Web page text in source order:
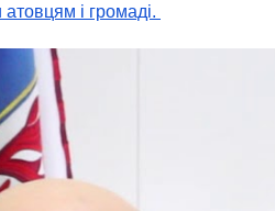
і громаді.